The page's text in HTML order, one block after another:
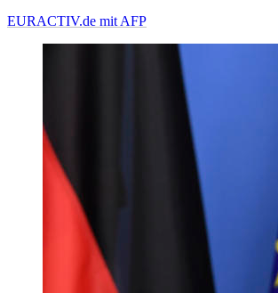
EURACTIV.de mit AFP